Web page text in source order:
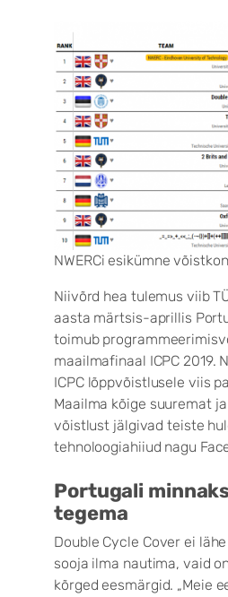
NWERCi esikümne
Niivõrd hea tulemus viib
aasta märtsis-aprillis
toimub
maailmafinaal ICPC 2019.
ICPC lõppvõistlusele viis
Maailma kõige suuremat
võistlust jälgivad teiste
tehnoloogiahiiud nagu
Portugali
tegema
Double Cycle Cover ei
sooja ilma nautima, vaid
kõrged eesmärgid. „Meie